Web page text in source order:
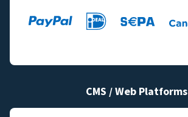
CMS / Web Platforms